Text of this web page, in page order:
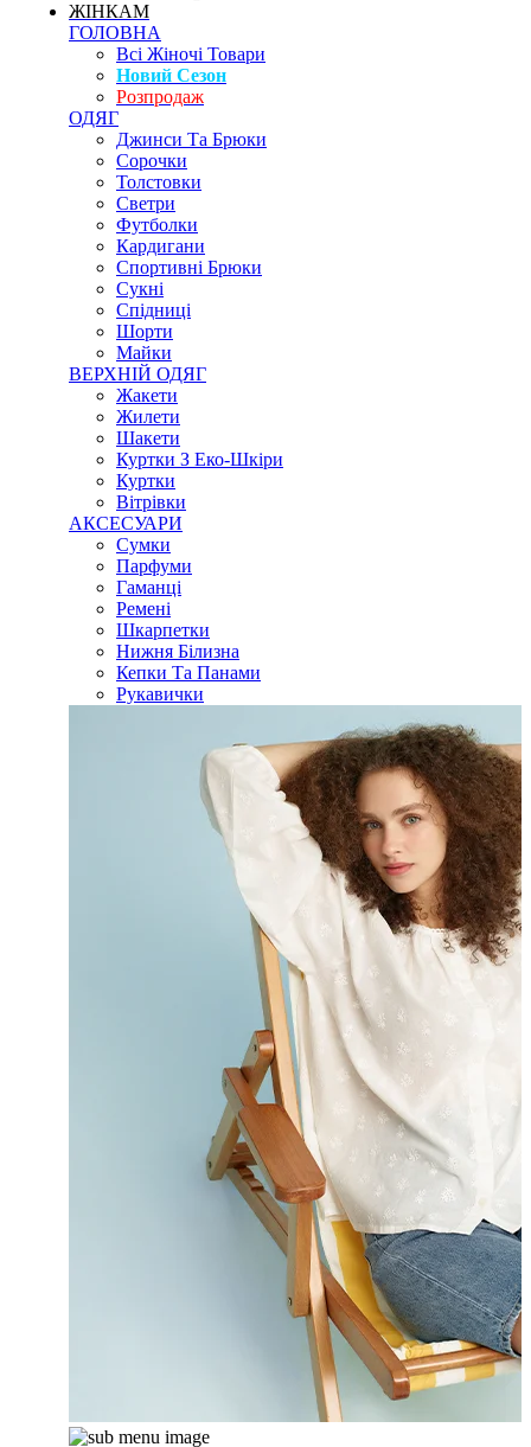
ЖІНКАМ
ГОЛОВНА
Всі Жіночі Товари
Новий Сезон
Розпродаж
ОДЯГ
Джинси Та Брюки
Сорочки
Толстовки
Светри
Футболки
Кардигани
Спортивні Брюки
Сукні
Спідниці
Шорти
Майки
ВЕРХНІЙ ОДЯГ
Жакети
Жилети
Шакети
Куртки З Еко-Шкіри
Куртки
Вітрівки
АКСЕСУАРИ
Сумки
Парфуми
Гаманці
Ремені
Шкарпетки
Нижня Білизна
Кепки Та Панами
Рукавички